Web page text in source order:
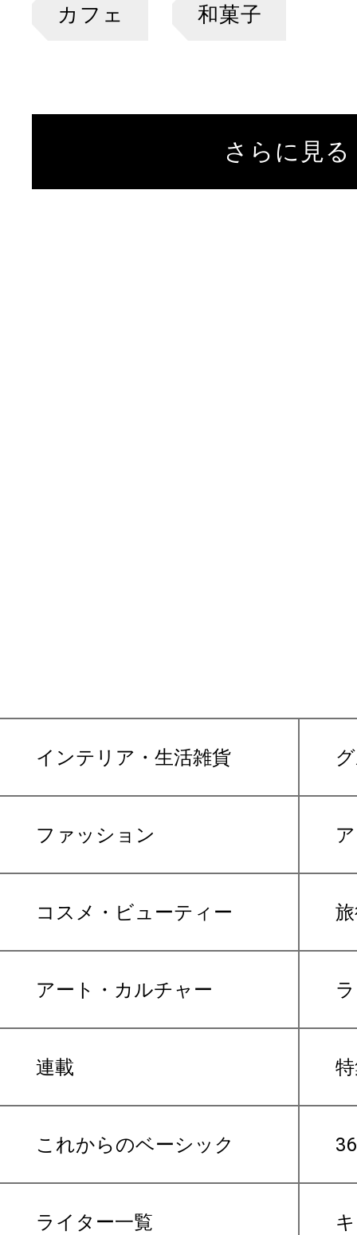
カフェ 和菓子
さらに見る
インテリア・生活雑貨
ファッション
コスメ・ビューティー
アート・カルチャー
連載
これからのベーシック
ライター一覧